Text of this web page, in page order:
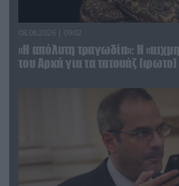
08.08.2026 | 09:02
«Η απόλυτη τραγωδία»: Η
του Αρκά για τα τατουάζ (φωτο)